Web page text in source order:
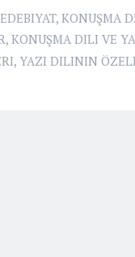
EDEBIYAT, KONUŞMA
, KONUŞMA DILI VE
, YAZI DILININ